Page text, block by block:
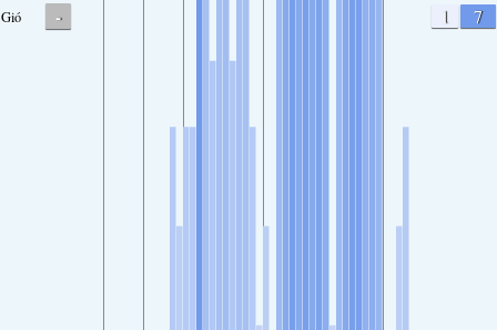
Gió - 1 7